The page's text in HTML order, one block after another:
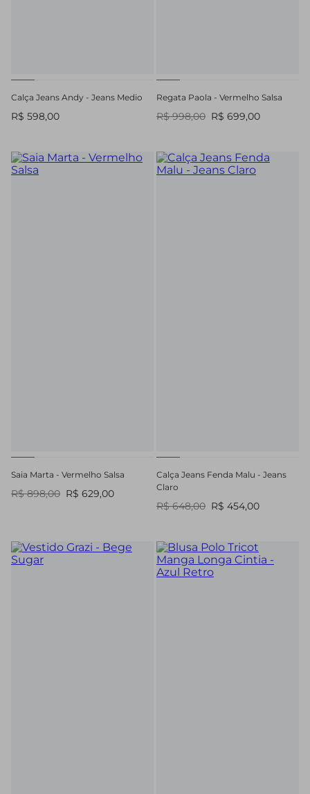
Calça Jeans Andy - Jeans Medio
R$ 598,00
Regata Paola - Vermelho Salsa
R$ 998,00 R$ 699,00
Saia Marta - Vermelho Salsa
R$ 898,00 R$ 629,00
Calça Jeans Fenda Malu - Jeans
Claro
R$ 648,00 R$ 454,00